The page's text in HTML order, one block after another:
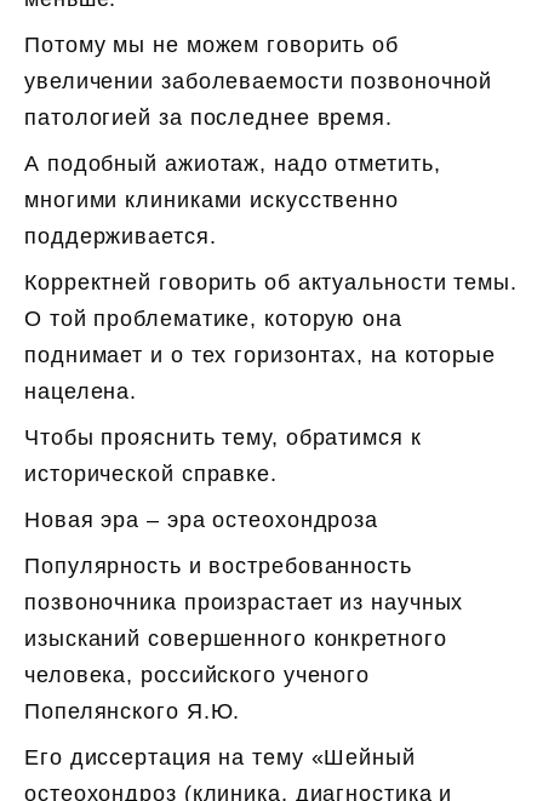
Потому мы не можем говорить об
увеличении заболеваемости позвоночной
патологией за последнее время.
А подобный ажиотаж, надо отметить,
многими клиниками искусственно
поддерживается.
Корректней говорить об актуальности темы.
О той проблематике, которую она
поднимает и о тех горизонтах, на которые
нацелена.
Чтобы прояснить тему, обратимся к
исторической справке.
Новая эра – эра остеохондроза
Популярность и востребованность
позвоночника произрастает из научных
изысканий совершенного конкретного
человека, российского ученого
Попелянского Я.Ю.
Его диссертация на тему «Шейный
остеохондроз (клиника, диагностика и